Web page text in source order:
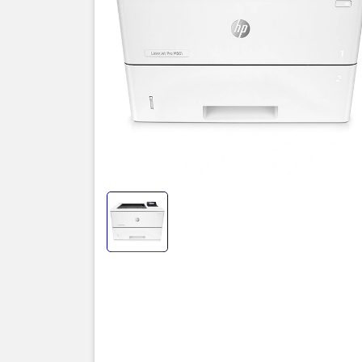
Năm nay.
LaserJet
vẫn dảm
tưởng là
1500 MHz.
mực in
Ngoại
cao, thời